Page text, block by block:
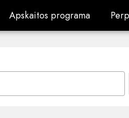
Apskaitos programa
Apskaitos programa